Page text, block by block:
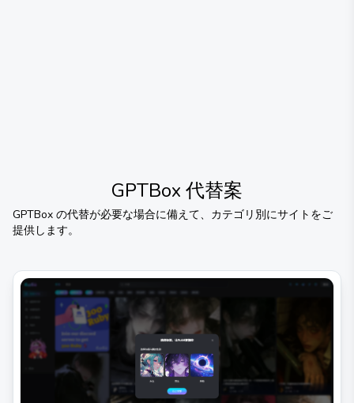
GPTBox 代替案
GPTBox の代替が必要な場合に備えて、カテゴリ別にサイトをご
提供します。